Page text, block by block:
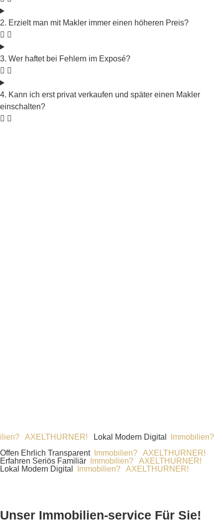
2. Erzielt man mit Makler immer einen höheren Preis?
3. Wer haftet bei Fehlern im Exposé?
4. Kann ich erst privat verkaufen und später einen Makler
einschalten?
Lokal Modern DigitalImmobilien?
Offen Ehrlich Transparent
Immobilien? AXELTHURNER!
Erfahren Seriös Familiär
Immobilien? AXELTHURNER!
Lokal Modern Digital
Immobilien? AXELTHURNER!
Unser Immobilien-service Für Sie!